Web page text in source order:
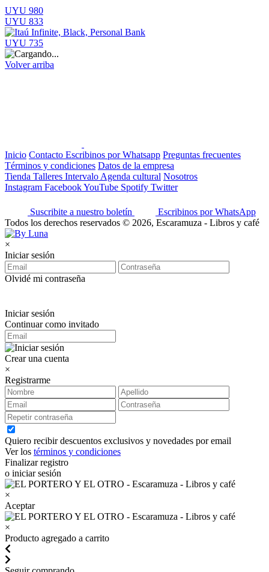
UYU 980
UYU 833
UYU 735
Volver arriba
Inicio Contacto Escribinos por Whatsapp Preguntas frecuentes
Términos y condiciones Datos de la empresa
Tienda Talleres Intervalo Agenda cultural Nosotros
Instagram FacebookYouTube Spotify Twitter
Suscribite a nuestro boletín
Escribinos por WhatsApp
Todos los derechos reservados © 2026, Escaramuza - Libros y café
×
Iniciar sesión
Olvidé mi contraseña
Iniciar sesión
Continuar como invitado
Crear una cuenta
×
Registrarme
Quiero recibir descuentos exclusivos y novedades por email
Ver los términos y condiciones
Finalizar registro
o iniciar sesión
×
Aceptar
×
Producto agregado a carrito